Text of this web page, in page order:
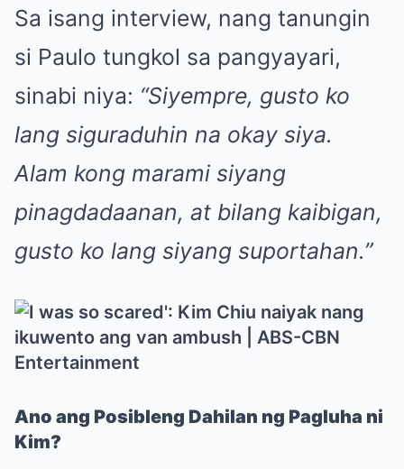
Sa isang interview, nang tanungin
si Paulo tungkol sa pangyayari,
sinabi niya: “Siyempre, gusto ko
lang siguraduhin na okay siya.
Alam kong marami siyang
pinagdadaanan, at bilang kaibigan,
gusto ko lang siyang suportahan.”
Ano ang Posibleng Dahilan ng Pagluha ni
Kim?